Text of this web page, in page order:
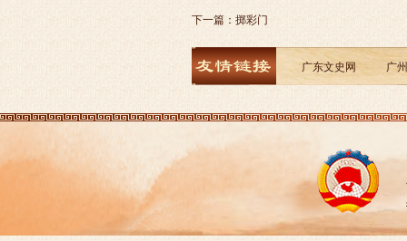
下一篇： 掷彩门
广东文史网 广